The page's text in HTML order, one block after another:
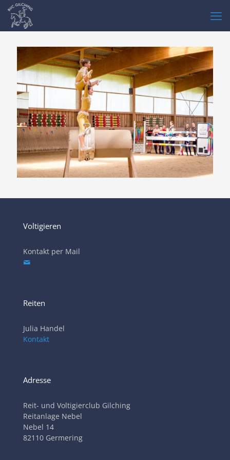
Voltigieren
Kontakt per Mail
Reiten
Julia Handel
Kontakt
Adresse
Reit- und Voltigierclub Gilching
Reitanlage Nebel
Nebel 14
82110 Germering